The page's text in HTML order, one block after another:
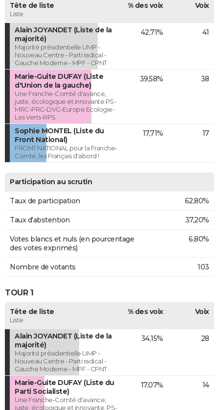
Tête de liste
Liste
% des voix Voix
Alain JOYANDET (Liste de la
majorité)
Majorité présidentielle UMP -
Nouveau Centre - Parti radical -
Gauche Moderne - MPF - CPNT
42,71% 41
Marie-Guite DUFAY (Liste
d'Union de la gauche)
Une Franche-Comté d'avance,
juste, écologique et innovante PS-
MRC-PRG-DVG-Europe Ecologie-
Les Verts-RPS
39,58% 38
Sophie MONTEL (Liste du
Front National)
FRONT NATIONAL pour la Franche-
Comté, les Français d'abord !
17,71% 17
Participation au scrutin
Taux de participation 62,80%
Taux d'abstention 37,20%
Votes blancs et nuls (en pourcentage
des votes exprimés)
6,80%
Nombre de votants 103
TOUR 1
Tête de liste
Liste
% des voix Voix
Alain JOYANDET (Liste de la
majorité)
Majorité présidentielle UMP -
Nouveau Centre - Parti radical -
Gauche Moderne - MPF - CPNT
34,15% 28
Marie-Guite DUFAY (Liste du
Parti Socialiste)
Une Franche-Comté d'avance,
juste, écologique et innovante. PS-
17,07% 14